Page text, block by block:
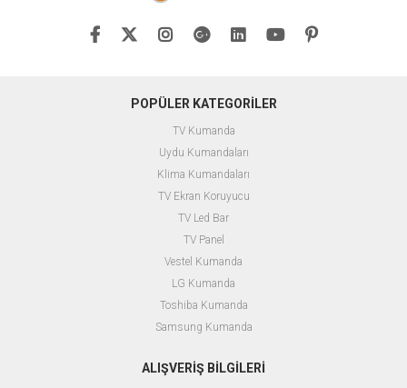
POPÜLER KATEGORİLER
TV Kumanda
Uydu Kumandaları
Klima Kumandaları
TV Ekran Koruyucu
TV Led Bar
TV Panel
Vestel Kumanda
LG Kumanda
Toshiba Kumanda
Samsung Kumanda
ALIŞVERİŞ BİLGİLERİ